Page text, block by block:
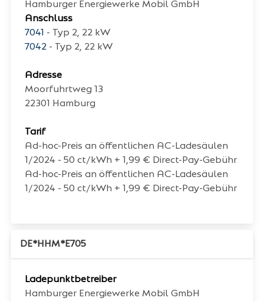
Hamburger Energiewerke Mobil GmbH
Anschluss
7041 - Typ 2, 22 kW
7042 - Typ 2, 22 kW
Adresse
Moorfuhrtweg 13
22301 Hamburg
Tarif
Ad-hoc-Preis an öffentlichen AC-Ladesäulen
1/2024 - 50 ct/kWh + 1,99 € Direct-Pay-Gebühr
Ad-hoc-Preis an öffentlichen AC-Ladesäulen
1/2024 - 50 ct/kWh + 1,99 € Direct-Pay-Gebühr
DE*HHM*E705
Ladepunktbetreiber
Hamburger Energiewerke Mobil GmbH